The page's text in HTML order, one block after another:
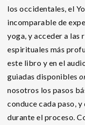
los occidentales, el
incomparable de
yoga, y acceder a las
espirituales más
este libro y en el
guiadas disponibles
nosotros los pasos
conduce cada paso,
durante el proceso.